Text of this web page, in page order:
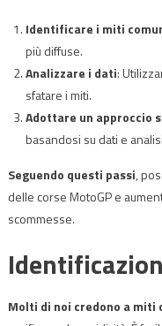
Identificare i miti
più diffuse.
Analizzare i dati:
sfatare i miti.
Adottare un approccio
basandosi su dati e
Seguendo questi passi,
delle corse MotoGP e
scommesse.
Molti di noi credono a miti